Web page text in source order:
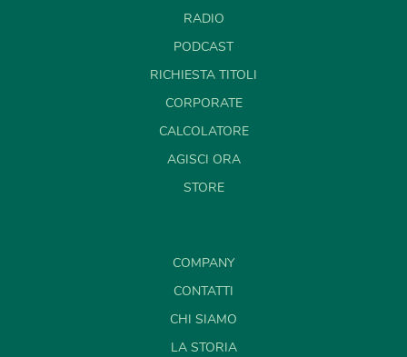
RADIO
PODCAST
RICHIESTA TITOLI
CORPORATE
CALCOLATORE
AGISCI ORA
STORE
COMPANY
CONTATTI
CHI SIAMO
LA STORIA